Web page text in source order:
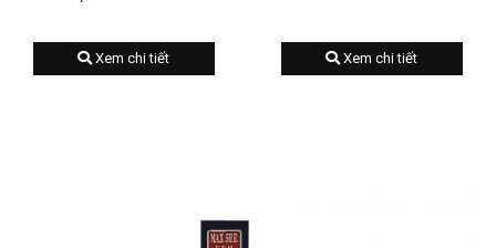
Xem chi tiết Xem chi tiết